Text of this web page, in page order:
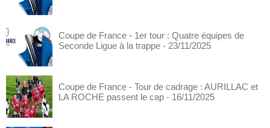
Coupe de France - 1er tour : Quatre équipes de
Seconde Ligue à la trappe - 23/11/2025
Coupe de France - Tour de cadrage : AURILLAC et
LA ROCHE passent le cap - 16/11/2025